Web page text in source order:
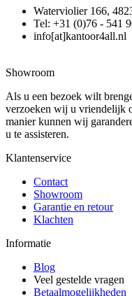
Waterviolier 166,
Tel: +31 (0)76 - 541
info[at]kantoor4all.nl
Showroom
Als u een bezoek wilt
verzoeken wij u vriendelijk
manier kunnen wij
u te assisteren.
Klantenservice
Contact
Showroom
Garantie en retour
Klachten
Informatie
Blog
Veel gestelde vragen
Betaalmogelijkheden